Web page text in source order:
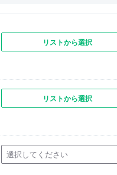
リストから選択
リストから選択
選択してください